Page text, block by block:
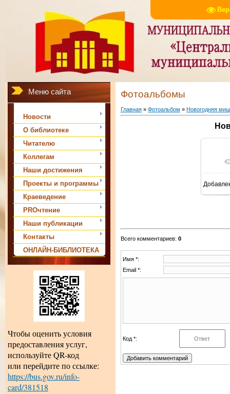
Меню сайта
Новости
О библиотеке
Читателю
Коллегам
Наши достижения
Проекты и программы
Краеведение
PROчтение
Наши публикации
Контакты
ОНЛАЙН-БИБЛИОТЕКА
Чтобы оценить условия
предоставления услуг,
используйте QR-код
или перейдите по ссылке:
https://bus.gov.ru/info-
card/381518
Фотоальбомы
Главная » Фотоальбом » Новогодняя
Всего комментариев: 0
Имя *:
Email *:
Код *: